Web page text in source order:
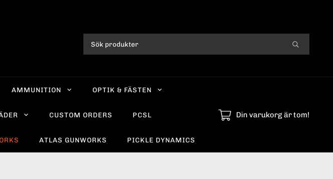
AMMUNITION OPTIK & FÄSTEN
CUSTOM ORDERS PCSL
ATLAS GUNWORKS PICKLE DYNAMICS
Din varukorg är tom!